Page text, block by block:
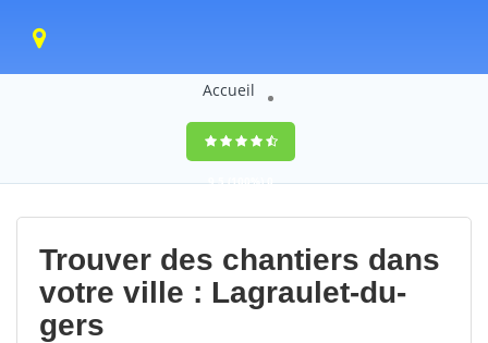
Accueil
9,5(100%)0
votes
Trouver des chantiers dans
votre ville : Lagraulet-du-
gers